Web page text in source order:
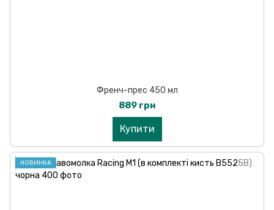
Френч-прес 450 мл
889 грн
Купити
НОВИНКА